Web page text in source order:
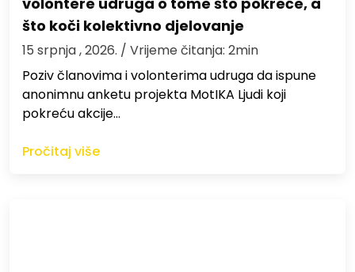
što koči kolektivno djelovanje
15 srpnja , 2026. / Vrijeme čitanja: 2min
Poziv članovima i volonterima udruga da ispune
anonimnu anketu projekta MotIKA Ljudi koji
pokreću akcije…
Pročitaj više